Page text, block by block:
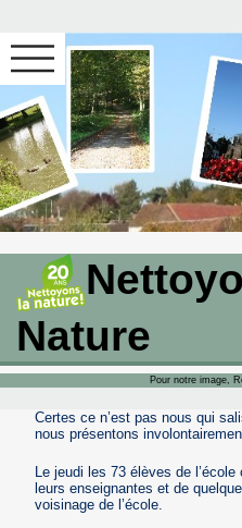
Nature
Pour notre image,
Certes ce n’est pas nous qui
nous présentons
Le jeudi les 73 élèves de
leurs enseignantes et de
voisinage de l’école.